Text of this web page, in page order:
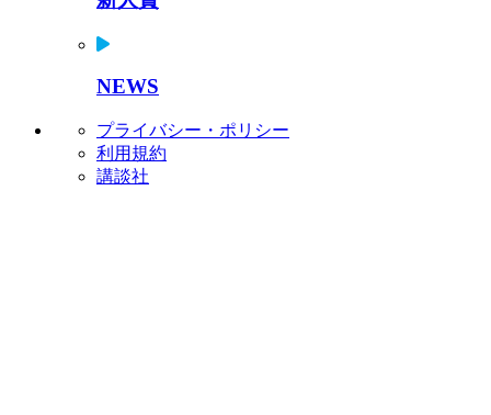
NEWS
プライバシー・ポリシー
利用規約
講談社